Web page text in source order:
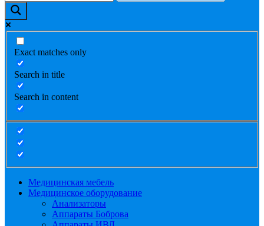
Exact matches only
Search in title
Search in content
Медицинская мебель
Медицинское оборудование
Анализаторы
Аппараты Боброва